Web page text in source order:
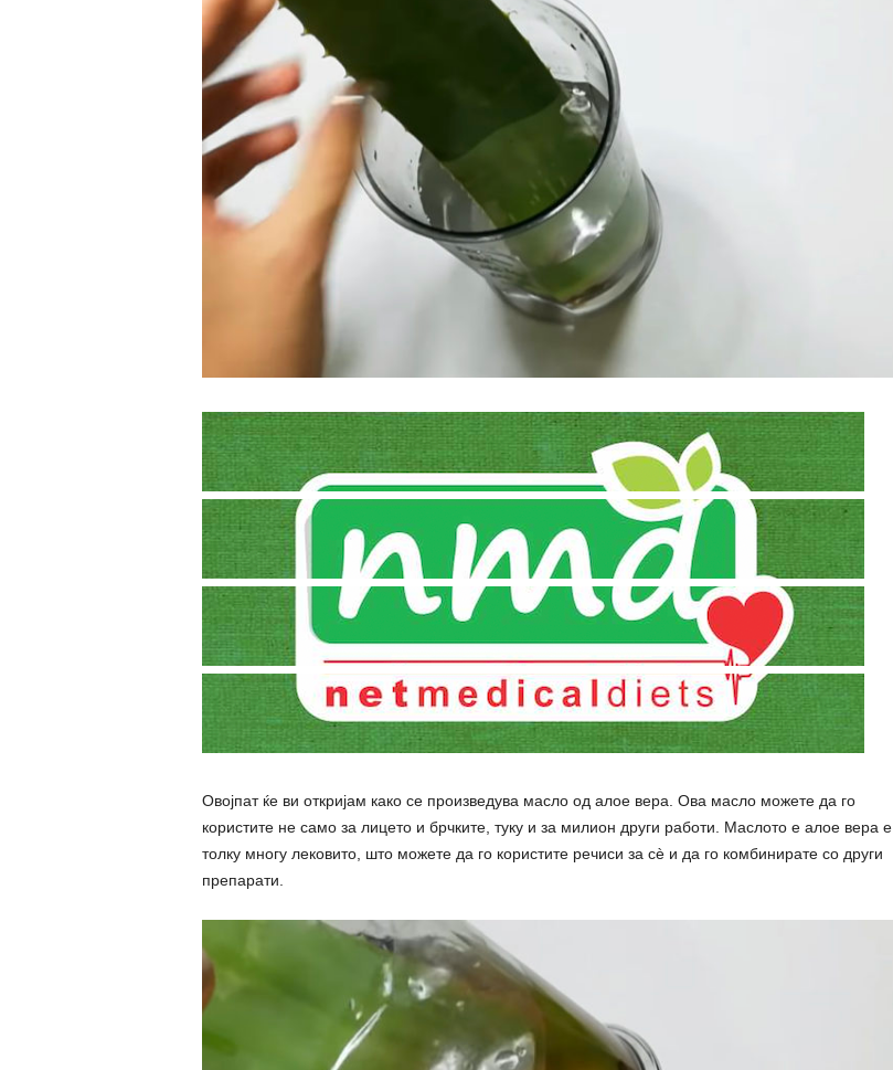
Овојпат ќе ви откријам како се произведува масло од алое вера. Ова масло можете да го
користите не само за лицето и брчките, туку и за милион други работи. Маслото е алое вера е
толку многу лековито, што можете да го користите речиси за сè и да го комбинирате со други
препарати.